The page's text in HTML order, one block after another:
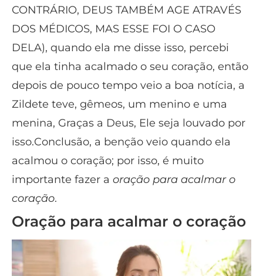
CONTRÁRIO, DEUS TAMBÉM AGE ATRAVÉS
DOS MÉDICOS, MAS ESSE FOI O CASO
DELA), quando ela me disse isso, percebi
que ela tinha acalmado o seu coração, então
depois de pouco tempo veio a boa notícia, a
Zildete teve, gêmeos, um menino e uma
menina, Graças a Deus, Ele seja louvado por
isso.Conclusão, a benção veio quando ela
acalmou o coração; por isso, é muito
importante fazer a oração para acalmar o
coração.
Oração para acalmar o coração